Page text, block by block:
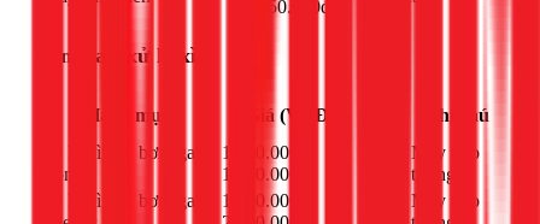
950.000đ
Bơm gas, xử lý xì
Hạng mục Giá (VNĐ)
Ghi chú
Xử lý xì tán, bơm gas
Mono
1.000.000 -
1.900.000đ
Máy treo
tường
Xử lý xì tán, bơm gas
1.100.000 -
Máy treo